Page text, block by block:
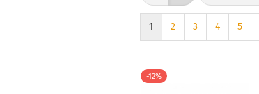
1 2 3 4 5
-12%